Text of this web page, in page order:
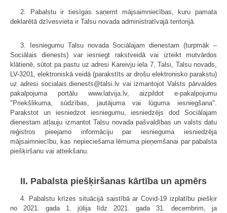
2. Pabalstu ir tiesīgas saņemt mājsaimniecības, kuru pamata
deklarētā dzīvesvieta ir Talsu novada administratīvajā teritorijā.
3. Iesniegumu Talsu novada Sociālajam dienestam (turpmāk –
Sociālais dienests) var iesniegt rakstveidā vai izteikt mutvārdos
klātienē, sūtot pa pastu uz adresi Kareivju iela 7, Talsi, Talsu novads,
LV-3201, elektroniskā veidā (parakstīts ar drošu elektronisko parakstu)
uz adresi socialais.dienests@talsi.lv vai izmantojot Valsts pārvaldes
pakalpojuma portālu www.latvija.lv, aizpildot e-pakalpojumu
"Priekšlikuma, sūdzības, jautājuma vai lūguma iesniegšana".
Parakstot un iesniedzot iesniegumu, iesniedzējs dod Sociālajam
dienestam atļauju izmantot Talsu novada pašvaldības un valsts datu
reģistros pieejamo informāciju par iesnieguma iesniedzēja
mājsaimniecību, kas nepieciešama lēmuma pieņemšanai par pabalsta
piešķiršanu vai atteikšanu.
II. Pabalsta piešķiršanas kārtība un apmērs
4. Pabalstu krīzes situācijā saistībā ar Covid-19 izplatību piešķir
no 2021. gada 1. jūlija līdz 2021. gada 31. decembrim, ja